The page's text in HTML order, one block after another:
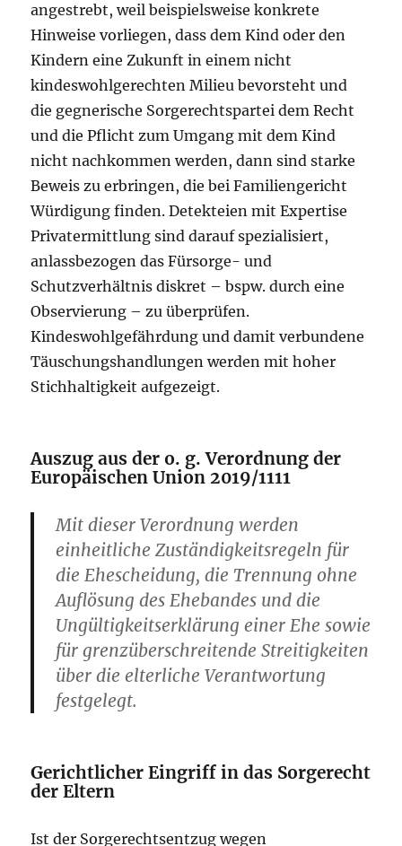
angestrebt, weil beispielsweise konkrete
Hinweise vorliegen, dass dem Kind oder den
Kindern eine Zukunft in einem nicht
kindeswohlgerechten Milieu bevorsteht und
die gegnerische Sorgerechtspartei dem Recht
und die Pflicht zum Umgang mit dem Kind
nicht nachkommen werden, dann sind starke
Beweis zu erbringen, die bei Familiengericht
Würdigung finden. Detekteien mit Expertise
Privatermittlung sind darauf spezialisiert,
anlassbezogen das Fürsorge- und
Schutzverhältnis diskret – bspw. durch eine
Observierung – zu überprüfen.
Kindeswohlgefährdung und damit verbundene
Täuschungshandlungen werden mit hoher
Stichhaltigkeit aufgezeigt.
Auszug aus der o. g. Verordnung der
Europäischen Union 2019/1111
Mit dieser Verordnung werden
einheitliche Zuständigkeitsregeln für
die Ehescheidung, die Trennung ohne
Auflösung des Ehebandes und die
Ungültigkeitserklärung einer Ehe sowie
für grenzüberschreitende Streitigkeiten
über die elterliche Verantwortung
festgelegt.
Gerichtlicher Eingriff in das Sorgerecht
der Eltern
Ist der Sorgerechtsentzug wegen